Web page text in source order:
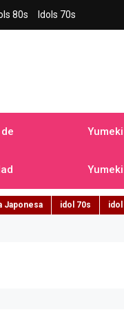
80s Idols 70s
Japonesa idol 70s idol